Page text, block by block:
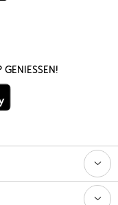
genießen!